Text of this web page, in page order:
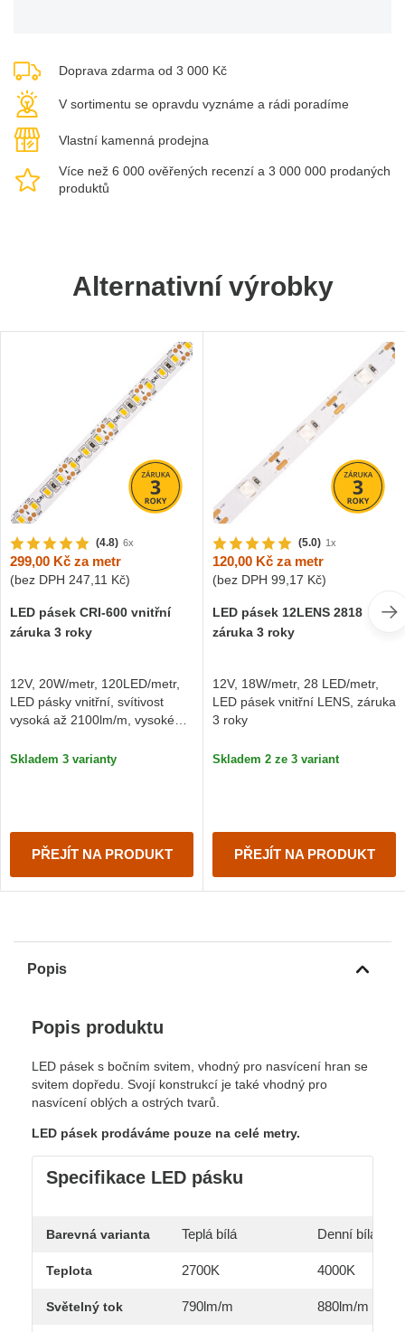
Doprava zdarma od 3 000 Kč
V sortimentu se opravdu vyznáme a rádi poradíme
Vlastní kamenná prodejna
Více než 6 000 ověřených recenzí a 3 000 000 prodaných
produktů
Alternativní výrobky
(4.8) 6x
299,00 Kč za metr
(bez DPH 247,11 Kč)
LED pásek CRI-600 vnitřní
záruka 3 roky
12V, 20W/metr, 120LED/metr,
LED pásky vnitřní, svítivost
vysoká až 2100lm/m, vysoké
Skladem 3 varianty
PŘEJÍT NA PRODUKT
(5.0) 1x
120,00 Kč za metr
(bez DPH 99,17 Kč)
LED pásek 12LENS 2818
záruka 3 roky
12V, 18W/metr, 28 LED/metr,
LED pásek vnitřní LENS, záruka
3 roky
Skladem 2 ze 3 variant
PŘEJÍT NA PRODUKT
Popis
Popis produktu
LED pásek s bočním svitem, vhodný pro nasvícení hran se
svitem dopředu. Svojí konstrukcí je také vhodný pro
nasvícení oblých a ostrých tvarů.
LED pásek prodáváme pouze na celé metry.
Specifikace LED pásku
Barevná varianta Teplá bílá Denní bílá
Teplota 2700K 4000K
Světelný tok 790lm/m 880lm/m